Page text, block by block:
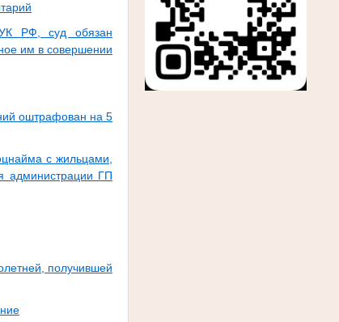
РФ, суд обязан
им в совершении
оштрафован на 5
с жильцами,
администрации ГП
получившей